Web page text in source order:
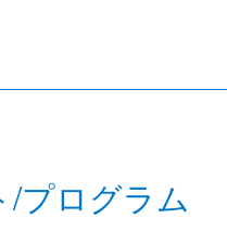
プログラム